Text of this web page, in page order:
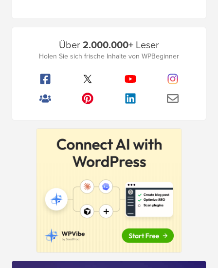
Seitenleistenmenü
Über2.000.000+ Leser
Holen Sie sich frische Inhalte von WPBeginner